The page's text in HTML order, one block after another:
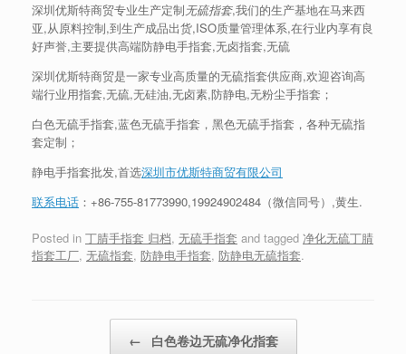
深圳优斯特商贸专业生产定制无硫指套,我们的生产基地在马来西
亚,从原料控制,到生产成品出货,ISO质量管理体系,在行业内享有良
好声誉,主要提供高端防静电手指套,无卤指套,无硫
深圳优斯特商贸是一家专业高质量的无硫指套供应商,欢迎咨询高
端行业用指套,无硫,无硅油,无卤素,防静电,无粉尘手指套；
白色无硫手指套,蓝色无硫手指套，黑色无硫手指套，各种无硫指
套定制；
静电手指套批发,首选深圳市优斯特商贸有限公司
联系电话 ：+86-755-81773990,19924902484（微信同号）,黄生.
Posted in 丁腈手指套 归档, 无硫手指套 and tagged 净化无硫丁腈
指套工厂, 无硫指套, 防静电手指套, 防静电无硫指套.
← 白色卷边无硫净化指套